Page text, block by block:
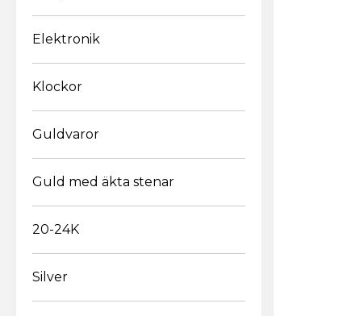
Elektronik
Klockor
Guldvaror
Guld med äkta stenar
20-24K
Silver